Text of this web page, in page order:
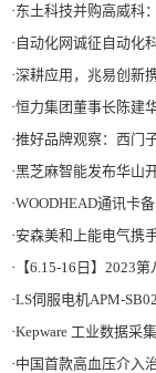
·东土科技并购高威科
· 自动化网诚征自动化
·深耕应用，兆易创新
·恒力集团董事长陈建华：致力于打造全
·推好品牌观察：西门
·黑芝麻智能发布华山
·WOODHEAD通讯卡备品
·安森美和上能电气携手引领可持续能
· 【6.15-16日】2023
·LS伺服电机APM-
·Kepware 工业数据采
·中国首款高血压介入